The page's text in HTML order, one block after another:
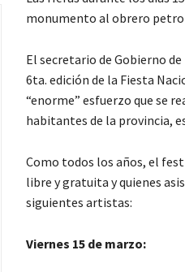
monumento al obrero
El secretario de Gobierno
6ta. edición de la Fiesta
“enorme” esfuerzo que se
habitantes de la provincia,
Como todos los años, el
libre y gratuita y quienes
siguientes artistas:
Viernes 15 de marzo: